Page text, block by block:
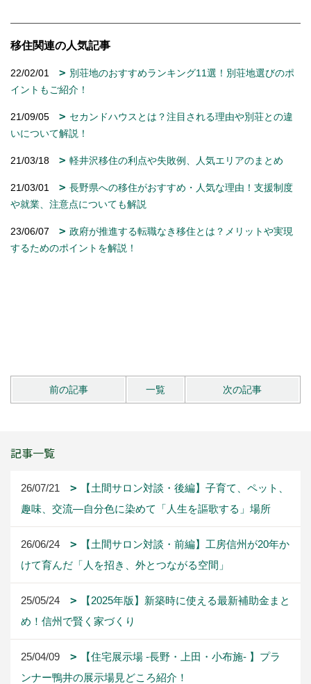
移住関連の人気記事
22/02/01
別荘地のおすすめランキング11選！別荘地選びのポ
イントもご紹介！
21/09/05
セカンドハウスとは？注目される理由や別荘との違
いについて解説！
21/03/18 軽井沢移住の利点や失敗例、人気エリアのまとめ
21/03/01
長野県への移住がおすすめ・人気な理由！支援制度
や就業、注意点についても解説
23/06/07
政府が推進する転職なき移住とは？メリットや実現
するためのポイントを解説！
前の記事 一覧 次の記事
記事一覧
26/07/21
【土間サロン対談・後編】子育て、ペット、
趣味、交流―自分色に染めて「人生を謳歌する」場所
26/06/24
【土間サロン対談・前編】工房信州が20年か
けて育んだ「人を招き、外とつながる空間」
25/05/24
【2025年版】新築時に使える最新補助金まと
め！信州で賢く家づくり
25/04/09
【住宅展示場 -長野・上田・小布施- 】プラ
ンナー鴨井の展示場見どころ紹介！